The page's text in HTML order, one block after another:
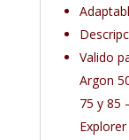
Valido
Argon
75 y 85